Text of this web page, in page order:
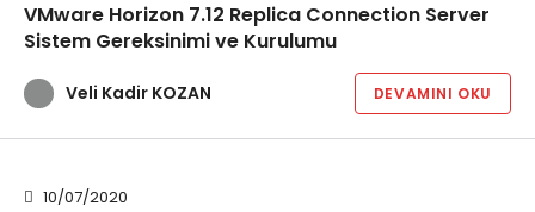
VMware Horizon 7.12 Replica Connection Server
Sistem Gereksinimi ve Kurulumu
Veli Kadir KOZAN DEVAMINI OKU
10/07/2020